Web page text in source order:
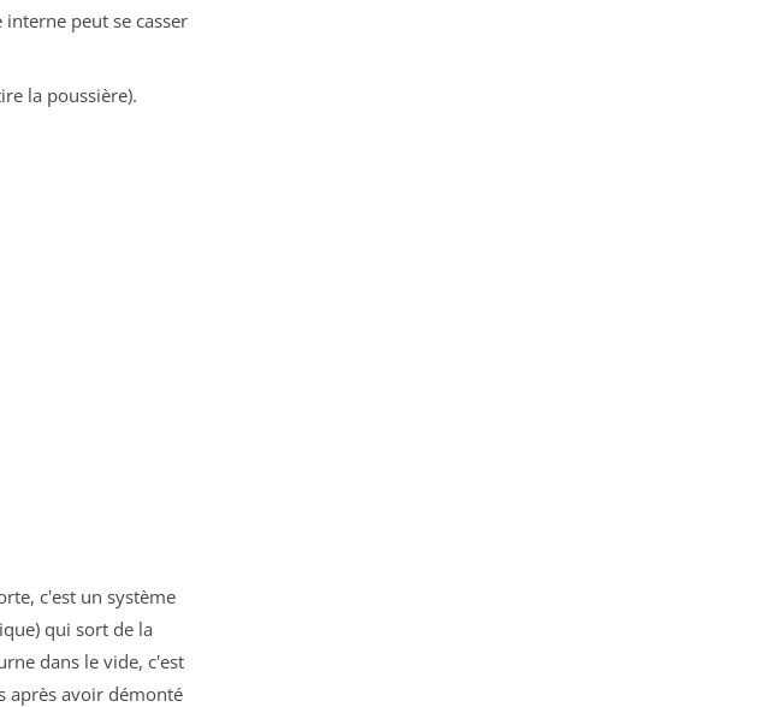
peut se casser
la poussière).
c'est un système
qui sort de la
dans le vide, c'est
après avoir démonté